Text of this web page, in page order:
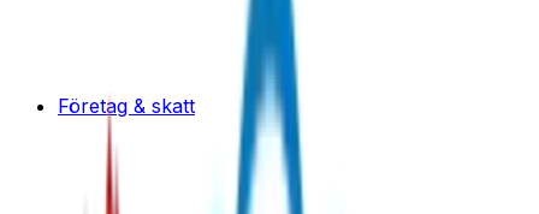
Företag & skatt